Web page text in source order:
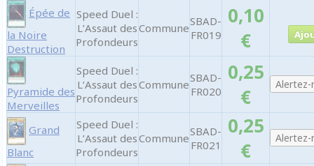
Épée de
la Noire
Destruction
Speed Duel :
L’Assaut des
Profondeurs
CommuneSBAD-
FR019
0,10
€
Pyramide des
Merveilles
Speed Duel :
L’Assaut des
Profondeurs
CommuneSBAD-
FR020
0,25
€
Grand
Blanc
Speed Duel :
L’Assaut des
Profondeurs
CommuneSBAD-
FR021
0,25
€